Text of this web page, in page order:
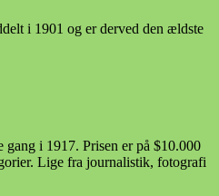
i 1901 og er derved den ældste
i 1917. Prisen er på $10.000
Lige fra journalistik, fotografi